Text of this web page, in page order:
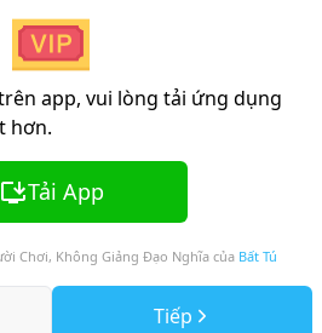
app, vui lòng tải ứng dụng
hơn.
Tải App
Chơi, Không Giảng Đạo Nghĩa của Bất Tú
Tiếp